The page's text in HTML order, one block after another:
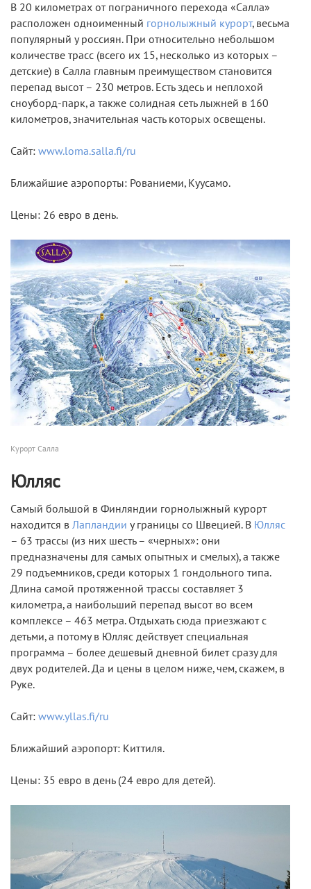
В 20 километрах от пограничного перехода «Салла»
расположен одноименный горнолыжный курорт, весьма
популярный у россиян. При относительно небольшом
количестве трасс (всего их 15, несколько из которых –
детские) в Салла главным преимуществом становится
перепад высот – 230 метров. Есть здесь и неплохой
сноуборд-парк, а также солидная сеть лыжней в 160
километров, значительная часть которых освещены.
Сайт: www.loma.salla.fi/ru
Ближайшие аэропорты: Рованиеми, Куусамо.
Цены: 26 евро в день.
Курорт Салла
Юлляс
Самый большой в Финляндии горнолыжный курорт
находится в Лапландии у границы со Швецией. В Юлляс
– 63 трассы (из них шесть – «черных»: они
предназначены для самых опытных и смелых), а также
29 подъемников, среди которых 1 гондольного типа.
Длина самой протяженной трассы составляет 3
километра, а наибольший перепад высот во всем
комплексе – 463 метра. Отдыхать сюда приезжают с
детьми, а потому в Юлляс действует специальная
программа – более дешевый дневной билет сразу для
двух родителей. Да и цены в целом ниже, чем, скажем, в
Руке.
Сайт: www.yllas.fi/ru
Ближайший аэропорт: Киттиля.
Цены: 35 евро в день (24 евро для детей).